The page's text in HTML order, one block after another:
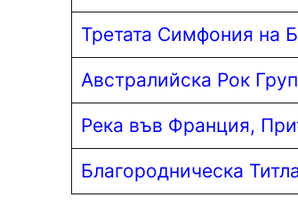
Третата Симфония на
Австралийска Рок
Река във Франция,
Благородническа